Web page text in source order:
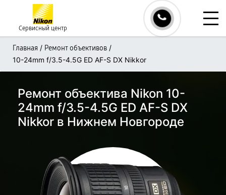
Сервисный центр
Главная / Ремонт объективов /
10-24mm f/3.5-4.5G ED AF-S DX Nikkor
Ремонт объектива Nikon 10-
24mm f/3.5-4.5G ED AF-S DX
Nikkor в Нижнем Новгороде